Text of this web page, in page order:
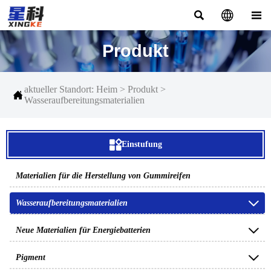
  
Produkt
aktueller Standort: Heim > Produkt >
Wasseraufbereitungsmaterialien
Einstufung
Materialien für die Herstellung von Gummireifen
Wasseraufbereitungsmaterialien 
Neue Materialien für Energiebatterien 
Pigment 